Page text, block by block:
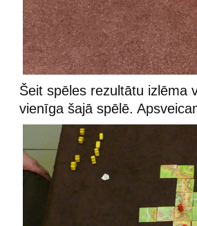
Šeit spēles rezultātu izlēma
vienīga šajā spēlē.